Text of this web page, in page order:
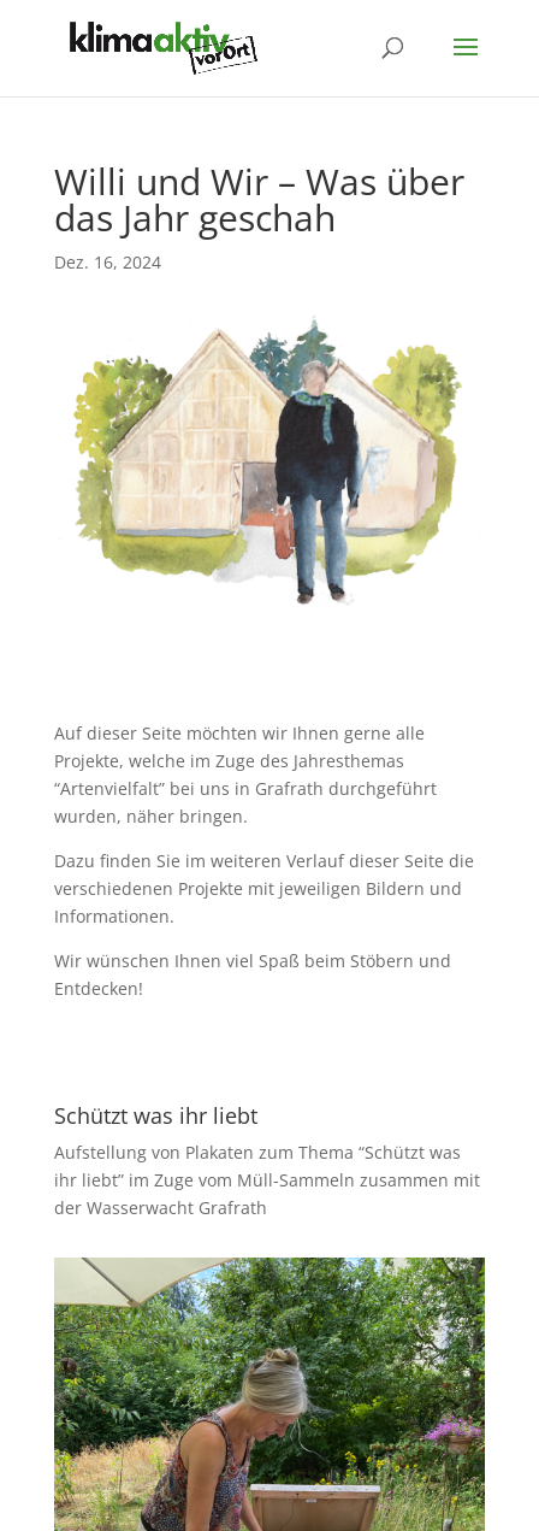
Willi und Wir – Was über
das Jahr geschah
Dez. 16, 2024
Auf dieser Seite möchten wir Ihnen gerne alle
Projekte, welche im Zuge des Jahresthemas
“Artenvielfalt” bei uns in Grafrath durchgeführt
wurden, näher bringen.
Dazu finden Sie im weiteren Verlauf dieser Seite die
verschiedenen Projekte mit jeweiligen Bildern und
Informationen.
Wir wünschen Ihnen viel Spaß beim Stöbern und
Entdecken!
Schützt was ihr liebt
Aufstellung von Plakaten zum Thema “Schützt was
ihr liebt” im Zuge vom Müll-Sammeln zusammen mit
der Wasserwacht Grafrath